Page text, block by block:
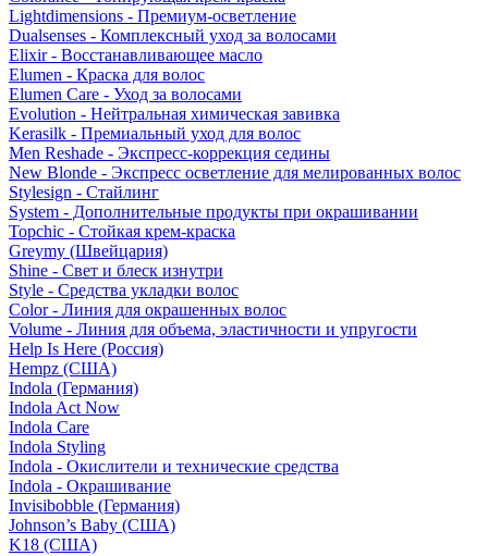
Lightdimensions - Премиум-осветление
Dualsenses - Комплексный уход за волосами
Elixir - Восстанавливающее масло
Elumen - Краска для волос
Elumen Care - Уход за волосами
Evolution - Нейтральная химическая завивка
Kerasilk - Премиальный уход для волос
Men Reshade - Экспресс-коррекция седины
New Blonde - Экспресс осветление для мелированных волос
Stylesign - Стайлинг
System - Дополнительные продукты при окрашивании
Topchic - Стойкая крем-краска
Greymy (Швейцария)
Shine - Свет и блеск изнутри
Style - Средства укладки волос
Color - Линия для окрашенных волос
Volume - Линия для объема, эластичности и упругости
Help Is Here (Россия)
Hempz (США)
Indola (Германия)
Indola Act Now
Indola Care
Indola Styling
Indola - Окислители и технические средства
Indola - Окрашивание
Invisibobble (Германия)
Johnson’s Baby (США)
K18 (США)